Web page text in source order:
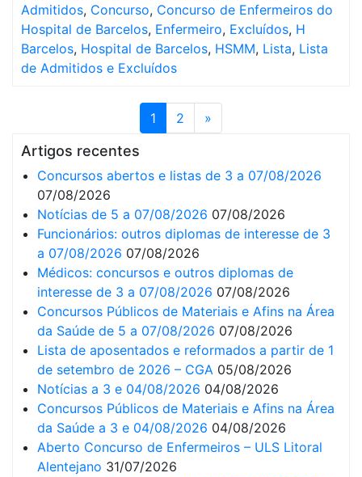
Admitidos, Concurso, Concurso de Enfermeiros do
Hospital de Barcelos, Enfermeiro, Excluídos, H
Barcelos, Hospital de Barcelos, HSMM, Lista, Lista
de Admitidos e Excluídos
1 2 »
Artigos recentes
Concursos abertos e listas de 3 a 07/08/2026
07/08/2026
Notícias de 5 a 07/08/2026 07/08/2026
Funcionários: outros diplomas de interesse de 3
a 07/08/2026 07/08/2026
Médicos: concursos e outros diplomas de
interesse de 3 a 07/08/2026 07/08/2026
Concursos Públicos de Materiais e Afins na Área
da Saúde de 5 a 07/08/2026 07/08/2026
Lista de aposentados e reformados a partir de 1
de setembro de 2026 – CGA 05/08/2026
Notícias a 3 e 04/08/2026 04/08/2026
Concursos Públicos de Materiais e Afins na Área
da Saúde a 3 e 04/08/2026 04/08/2026
Aberto Concurso de Enfermeiros – ULS Litoral
Alentejano 31/07/2026